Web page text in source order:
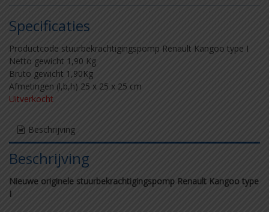
Specificaties
Productcode stuurbekrachtigingspomp Renault Kangoo type I
Netto gewicht 1,90 Kg
Bruto gewicht 1,90Kg
Afmetingen (l,b,h) 25 x 25 x 25 cm
Uitverkocht
Beschrijving
Beschrijving
Nieuwe originele stuurbekrachtigingspomp Renault Kangoo type
I